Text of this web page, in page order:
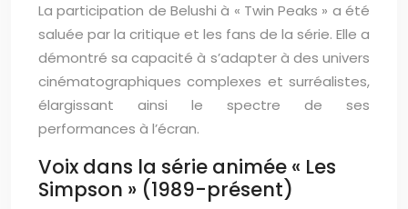
La participation de Belushi à « Twin Peaks » a été
saluée par la critique et les fans de la série. Elle a
démontré sa capacité à s’adapter à des univers
cinématographiques complexes et surréalistes,
élargissant ainsi le spectre de ses
performances à l’écran.
Voix dans la série animée « Les
Simpson » (1989-présent)